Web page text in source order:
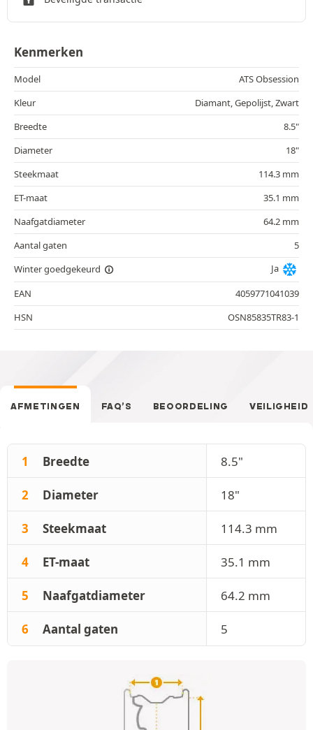
Kenmerken
Model
ATS Obsession
Kleur
Diamant, Gepolijst, Zwart
Breedte
8.5"
Diameter
18"
Steekmaat
114.3 mm
ET-maat
35.1 mm
Naafgatdiameter
64.2 mm
Aantal gaten
5
Winter goedgekeurd
Ja
EAN
4059771041039
HSN
OSN85835TR83-1
AFMETINGEN FAQ’S BEOORDELING VEILIGHEID
1 Breedte 8.5"
2 Diameter 18"
3 Steekmaat 114.3 mm
4 ET-maat 35.1 mm
5 Naafgatdiameter 64.2 mm
6 Aantal gaten 5